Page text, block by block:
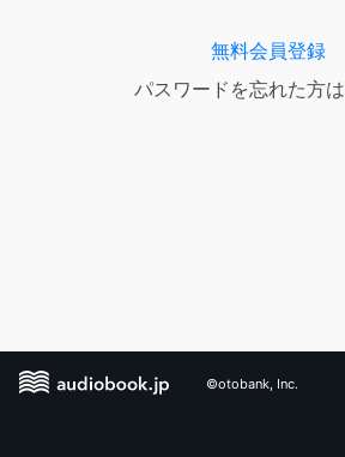
無料会員登録
パスワードを忘れた方は
©otobank, Inc.